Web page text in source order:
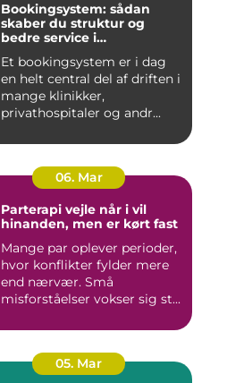
Bookingsystem: sådan
skaber du struktur og
bedre service i
Et bookingsystem er i dag
en helt central del af driften i
mange klinikker,
privathospitaler og andr...
06. Mar
Parterapi vejle når i vil
hinanden, men er kørt fast
Mange par oplever perioder,
hvor konflikter fylder mere
end nærvær. Små
misforståelser vokser sig st...
05. Mar